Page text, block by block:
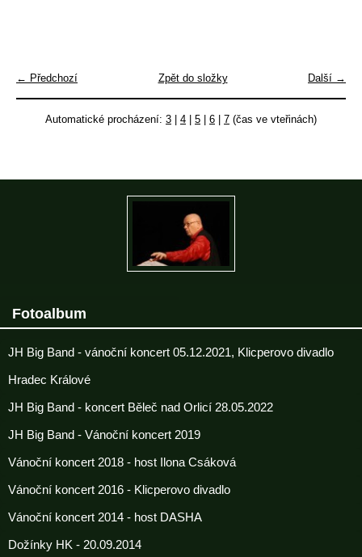
← Předchozí Další →
Zpět do složky
Automatické procházení: 3 4 5 6 7 (čas ve vteřinách)
Fotoalbum
JH Big Band - vánoční koncert 05.12.2021, Klicperovo divadlo
Hradec Králové
JH Big Band - koncert Běleč nad Orlicí 28.05.2022
JH Big Band - Vánoční koncert 2019
Vánoční koncert 2018 - host Ilona Csáková
Vánoční koncert 2016 - Klicperovo divadlo
Vánoční koncert 2014 - host DASHA
Dožínky HK - 20.09.2014